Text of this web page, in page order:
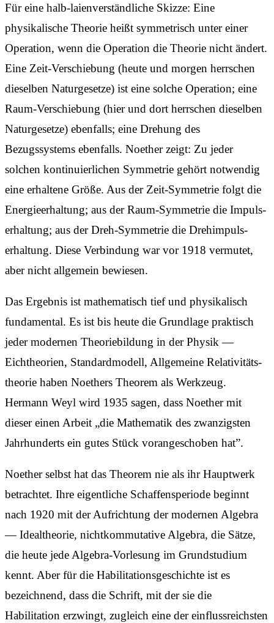
Für eine halb-laien­verständliche Skizze: Eine
physikalische Theorie heißt symmetrisch unter einer
Operation, wenn die Operation die Theorie nicht ändert.
Eine Zeit-Verschiebung (heute und morgen herrschen
dieselben Naturgesetze) ist eine solche Operation; eine
Raum-Verschiebung (hier und dort herrschen dieselben
Naturgesetze) ebenfalls; eine Drehung des
Bezugssystems ebenfalls. Noether zeigt: Zu jeder
solchen kontinuierlichen Symmetrie gehört notwendig
eine erhaltene Größe. Aus der Zeit-Symmetrie folgt die
Energieerhaltung; aus der Raum-Symmetrie die Impuls­
erhaltung; aus der Dreh-Symmetrie die Drehimpuls­
erhaltung. Diese Verbindung war vor 1918 vermutet,
aber nicht allgemein bewiesen.
Das Ergebnis ist mathematisch tief und physikalisch
fundamental. Es ist bis heute die Grundlage praktisch
jeder modernen Theorie­bildung in der Physik —
Eichtheorien, Standardmodell, Allgemeine Relativitäts­
theorie haben Noethers Theorem als Werkzeug.
Hermann Weyl wird 1935 sagen, dass Noether mit
dieser einen Arbeit „die Mathematik des zwanzigsten
Jahr­hunderts ein gutes Stück voran­geschoben hat”.
Noether selbst hat das Theorem nie als ihr Hauptwerk
betrachtet. Ihre eigentliche Schaffens­periode beginnt
nach 1920 mit der Aufrichtung der modernen Algebra
— Ideal­theorie, nicht­kommutative Algebra, die Sätze,
die heute jede Algebra-Vorlesung im Grundstudium
kennt. Aber für die Habilitations­geschichte ist es
bezeichnend, dass die Schrift, mit der sie die
Habilitation erzwingt, zugleich eine der einfluss­reichsten